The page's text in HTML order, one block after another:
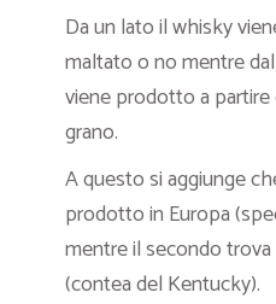
Da un lato il whisky
maltato o no mentre
viene prodotto a partire
grano.
A questo si aggiunge
prodotto in Europa
mentre il secondo
(contea del Kentucky).